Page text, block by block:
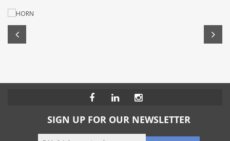
SIGN UP FOR OUR NEWSLETTER